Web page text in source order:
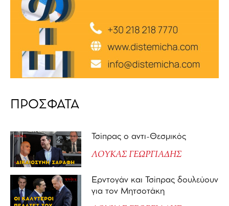
ΠΡΟΣΦΑΤΑ
Τσίπρας ο αντι-Θεσμικός
ΛΟΥΚΑΣ ΓΕΩΡΓΙΑΔΗΣ
Ερντογάν και Τσίπρας δουλεύουν
για τον Μητσοτάκη